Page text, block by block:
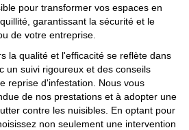
pour transformer vos espaces en
garantissant la sécurité et le
de votre entreprise.
la qualité et l'efficacité se reflète dans
un suivi rigoureux et des conseils
reprise d'infestation. Nous vous
de nos prestations et à adopter une
contre les nuisibles. En optant pour
non seulement une intervention